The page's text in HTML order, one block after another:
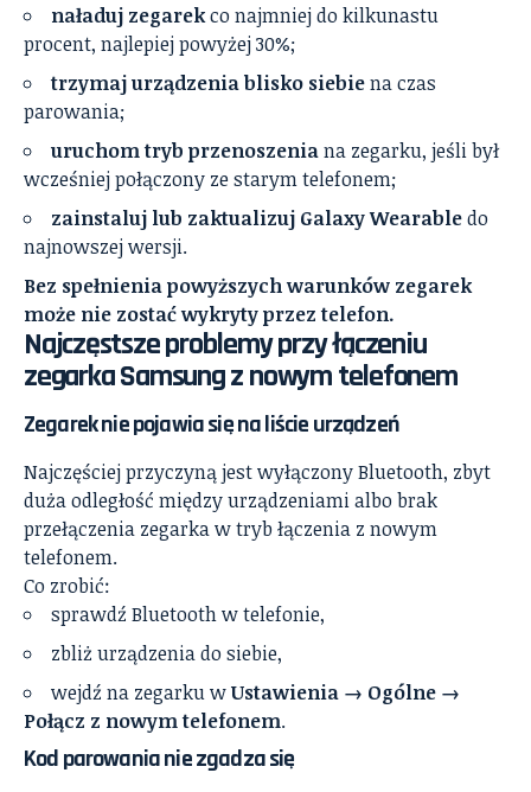
naładuj zegarekco najmniej do kilkunastu
procent, najlepiej powyżej 30%;
trzymaj urządzenia blisko siebiena czas
parowania;
uruchom tryb przenoszeniana zegarku, jeśli był
wcześniej połączony ze starym telefonem;
zainstaluj lub zaktualizuj Galaxy Wearabledo
najnowszej wersji.
Bez spełnienia powyższych warunków zegarek
może nie zostać wykryty przez telefon.
Najczęstsze problemy przy łączeniu
zegarka Samsung z nowym telefonem
Zegarek nie pojawia się na liście urządzeń
Najczęściej przyczyną jest wyłączony Bluetooth, zbyt
duża odległość między urządzeniami albo brak
przełączenia zegarka w tryb łączenia z nowym
telefonem.
Co zrobić:
sprawdź Bluetooth w telefonie,
zbliż urządzenia do siebie,
wejdź na zegarku wUstawienia → Ogólne →
Połącz z nowym telefonem.
Kod parowania nie zgadza się